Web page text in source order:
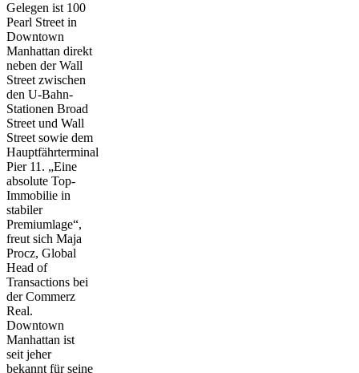
Gelegen ist 100
Pearl Street in
Downtown
Manhattan direkt
neben der Wall
Street zwischen
den U-Bahn-
Stationen Broad
Street und Wall
Street sowie dem
Hauptfährterminal
Pier 11. „Eine
absolute Top-
Immobilie in
stabiler
Premiumlage“,
freut sich Maja
Procz, Global
Head of
Transactions bei
der Commerz
Real.
Downtown
Manhattan ist
seit jeher
bekannt für seine